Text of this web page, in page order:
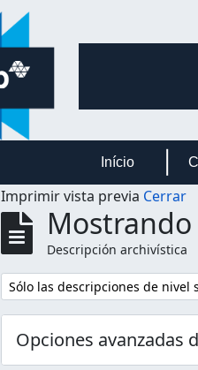
Início
Imprimir vista previa Cerrar
Descripción archivística
Remove filter:
Sólo las descripciones de nivel
Opciones avanzadas